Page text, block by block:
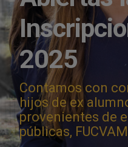
2025
Contamos con
hijos de ex
provenientes de
públicas,